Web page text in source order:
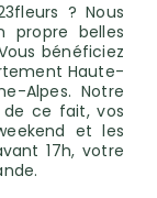
? Nous
propre belles
bénéficiez
Haute-
Alpes. Notre
de ce fait, vos
et les
17h, votre